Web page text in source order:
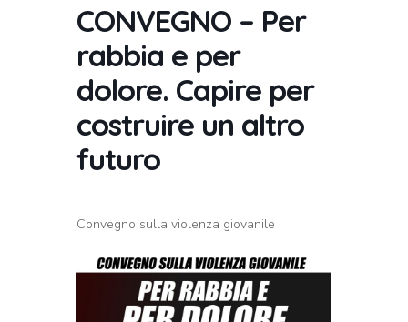
CONVEGNO – Per
rabbia e per
dolore. Capire per
costruire un altro
futuro
Convegno sulla violenza giovanile